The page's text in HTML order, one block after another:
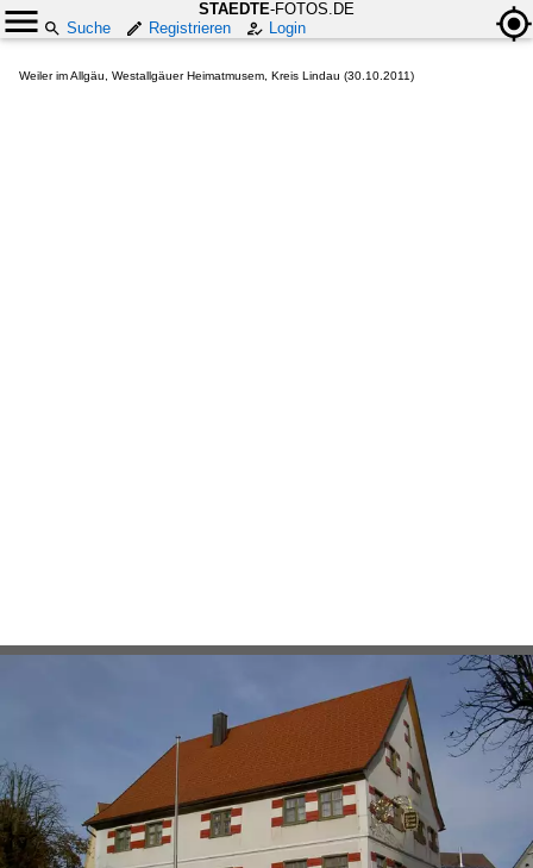
STAEDTE-FOTOS.DE
Suche
Registrieren Login
Weiler im Allgäu, Westallgäuer Heimatmusem, Kreis Lindau (30.10.2011)